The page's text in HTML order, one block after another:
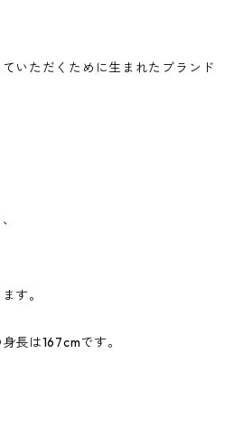
いただくために生まれたブランド
す。
長は167cmです。